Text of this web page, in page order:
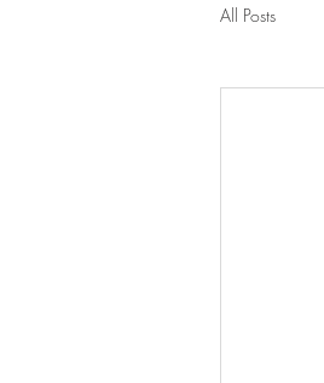
All Posts